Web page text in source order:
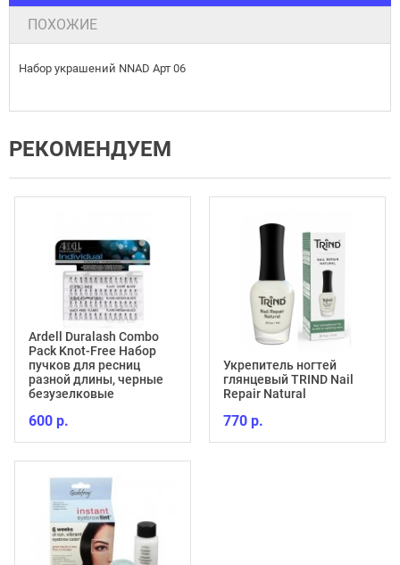
ПОХОЖИЕ
Набор украшений NNAD Арт 06
РЕКОМЕНДУЕМ
Ardell Duralash Combo
Pack Knot-Free Набор
пучков для ресниц
разной длины, черные
безузелковые
600 р.
Укрепитель ногтей
глянцевый TRIND Nail
Repair Natural
770 р.